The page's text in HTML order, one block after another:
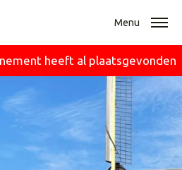
Menu
heeft al plaatsgevonden